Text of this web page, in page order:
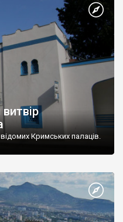
Кримських палаців.